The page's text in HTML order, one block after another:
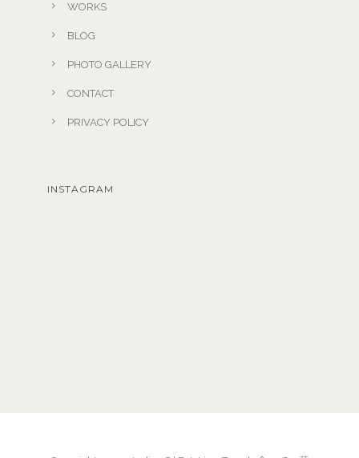
WORKS
BLOG
PHOTO GALLERY
CONTACT
PRIVACY POLICY
INSTAGRAM